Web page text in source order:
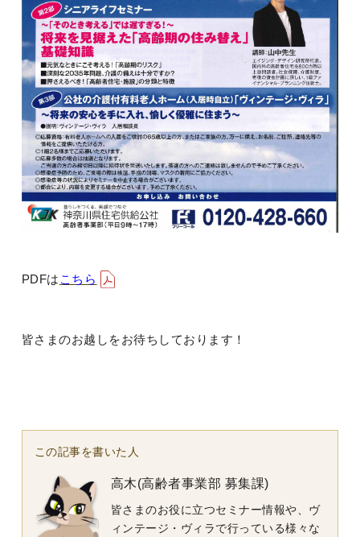
PDFは こちら
皆さまのお越しをお待ちしております！
この記事を書いた人
高木(高齢者事業部 募集課)
皆さまのお役に立つセミナー情報や、ヴ
ィンテージ・ヴィラで行っている様々な